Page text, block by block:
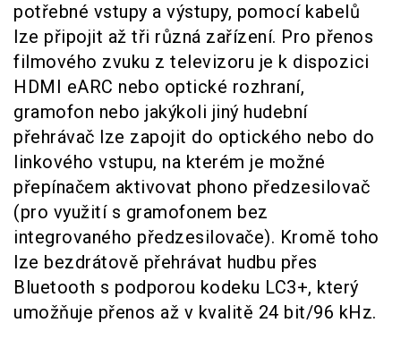
potřebné vstupy a výstupy, pomocí kabelů
lze připojit až tři různá zařízení. Pro přenos
filmového zvuku z televizoru je k dispozici
HDMI eARC nebo optické rozhraní,
gramofon nebo jakýkoli jiný hudební
přehrávač lze zapojit do optického nebo do
linkového vstupu, na kterém je možné
přepínačem aktivovat phono předzesilovač
(pro využití s gramofonem bez
integrovaného předzesilovače). Kromě toho
lze bezdrátově přehrávat hudbu přes
Bluetooth s podporou kodeku LC3+, který
umožňuje přenos až v kvalitě 24 bit/96 kHz.